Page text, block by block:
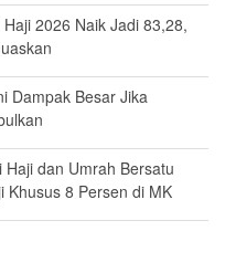
2026 Naik Jadi 83,28,
Dampak Besar Jika
dan Umrah Bersatu
Khusus 8 Persen di MK